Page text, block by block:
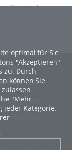
optimal für Sie
"Akzeptieren"
zu. Durch
können Sie
"Mehr
jeder Kategorie.
Kommentar